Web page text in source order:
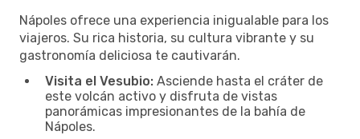
Nápoles ofrece una experiencia inigualable para los
viajeros. Su rica historia, su cultura vibrante y su
gastronomía deliciosa te cautivarán.
Visita el Vesubio: Asciende hasta el cráter de
este volcán activo y disfruta de vistas
panorámicas impresionantes de la bahía de
Nápoles.